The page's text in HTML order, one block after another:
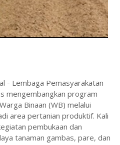
- Lembaga Pemasyarakatan
mengembangkan program
Binaan (WB) melalui
area pertanian produktif. Kali
pembukaan dan
tanaman gambas, pare, dan